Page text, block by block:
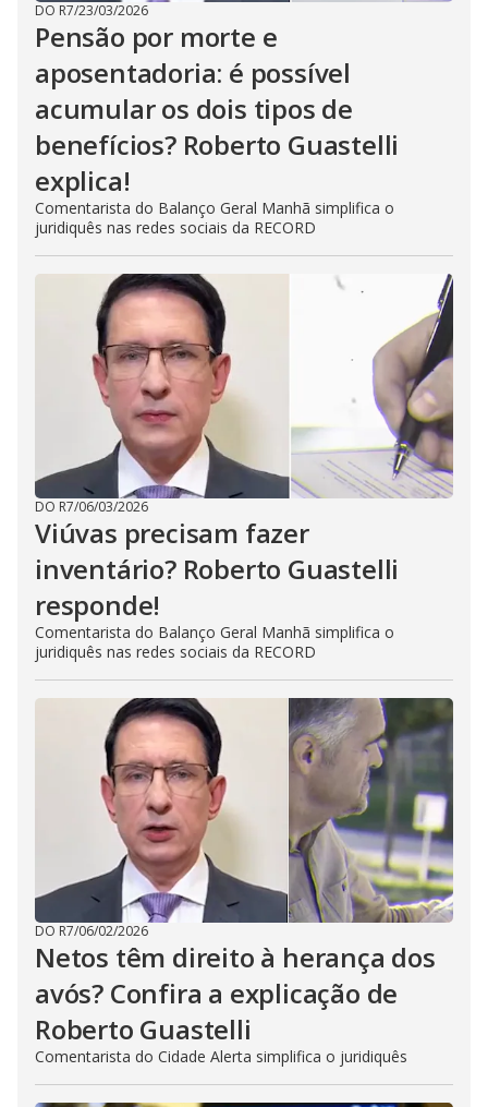
DO R7/23/03/2026
Pensão por morte e
aposentadoria: é possível
acumular os dois tipos de
benefícios? Roberto Guastelli
explica!
Comentarista do Balanço Geral Manhã simplifica o
juridiquês nas redes sociais da RECORD
DO R7/06/03/2026
Viúvas precisam fazer
inventário? Roberto Guastelli
responde!
Comentarista do Balanço Geral Manhã simplifica o
juridiquês nas redes sociais da RECORD
DO R7/06/02/2026
Netos têm direito à herança dos
avós? Confira a explicação de
Roberto Guastelli
Comentarista do Cidade Alerta simplifica o juridiquês